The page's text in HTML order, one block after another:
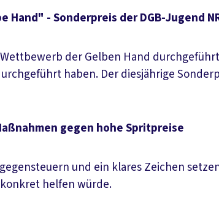
Hand" - Sonderpreis der DGB-Jugend
der Gelben Hand
haben. Der diesjährige
gegen hohe Spritpreise
und ein klares Zeichen
helfen würde.